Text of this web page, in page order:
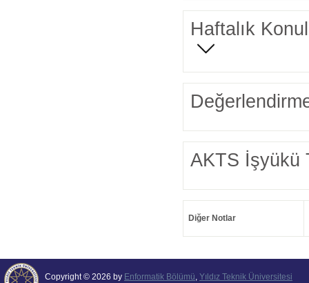
Haftalık
AKTS İşyükü
Diğer Notlar
Copyright © 2026 by Enformatik Bölümü, Yıldız Teknik Üniversitesi